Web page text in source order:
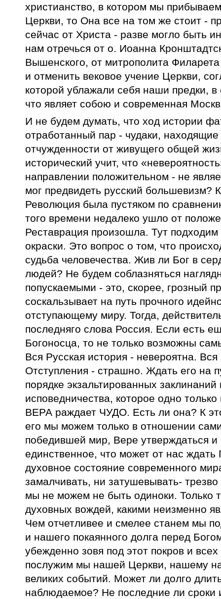
христианство, в котором мы
Церкви, то Она все на том же стоит -
сейчас от Христа - разве могло быть
нам отречься от о. Иоанна
Вышенского, от митрополита
и отменить вековое учение Церкви,
которой ублажали себя наши предки,
что являет собою и современная
И не будем думать, что ход истории
отработанный пар - чудаки,
отчужденности от живущего общей
исторический учит, что
направлении положительном - не
мог предвидеть русский большевизм?
Революция была пустяком по
того времени недалеко ушло от
Реставрация произошла. Тут
окраски. Это вопрос о том, что
судьба человечества. Жив ли Бог в
людей? Не будем соблазняться
попускаемыми - это, скорее, грозный
соскальзывает на путь прочного
отступающему миру. Тогда,
последняго слова Россия. Если есть
Богоносца, то не только возможны
Вся Русская история - невероятна.
Отступления - страшно. Ждать его на
порядке экзальтированных
исповедничества, которое одно
ВЕРА раждает ЧУДО. Есть ли она? К
его мы можем только в отношении
победившей мир, Вере утверждаться
единственное, что может от нас
духовное состояние современного
замалчивать, ни затушевывать-
мы не можем не быть одиноки. Только
духовных вождей, какими неизменно
Чем отчетливее и смелее станем мы
и нашего покаянного долга перед
убежденно зовя под этот покров и
послужим мы нашей Церкви, нашему
великих событий. Может ли долго
наблюдаемое? Не последние ли сроки